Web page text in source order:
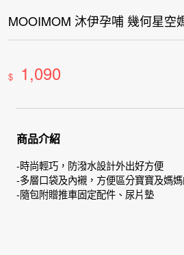
MOOIMOM 沐伊孕哺 幾何星空
$ 1,090
商品介紹
-時尚輕巧，防潑水設計外出好方便
-多層口袋及內襯，方便區分寶寶及媽
-隨包附贈推車固定配件、尿片墊